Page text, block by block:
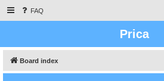
FAQ
Prica
Board index